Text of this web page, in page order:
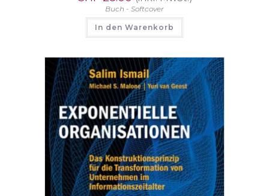
Buch - Softcover
In den Warenkorb